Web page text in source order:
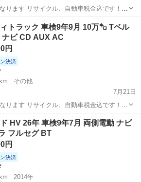
ります リサイクル、自動車税金込です！
束を守れない、調べれば分かることやくだ
される方はコメント、連絡してこないでく
ブロッ...
フリード 車両
トラック 車検9年9月 10万㌔ Tベル
ナビ CD AUX AC
円
決済
その他
7月21日
ります リサイクル、自動車税金込です！
束を守れない、調べれば分かることやくだ
される方はコメント、連絡してこないでく
ブロッ...
アクティ AUX
HV 26年 車検9年7月 両側電動 ナビ
フルセグ BT
円
決済
2014年